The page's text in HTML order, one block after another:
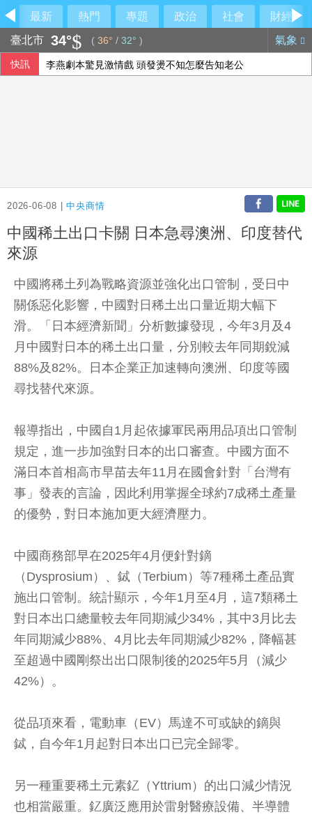
最新 熱門 專題 政治 社會
財經
臺北市 34° ( 36° / 32° ) 氣象
快訊 李燕劇本驚見激情戲 頭發燙不知怎麼告知老公
2026-06-08 |中央商情
中國稀土出口卡關 日本急尋澳洲、印度替代
來源
中國將稀土列為戰略資源並強化出口管制，受日中
關係惡化影響，中國對日稀土出口量近期大幅下
滑。「日本經濟新聞」分析數據發現，今年3月及4
月中國對日本的稀土出口量，分別較去年同期銳減
88%及82%。日本企業正加速轉向澳洲、印度等國
尋找替代來源。
報導指出，中國自1月起依據軍民兩用品項出口管制
規定，進一步加強對日本的出口審查。中國方面不
滿日本首相高市早苗去年11月在國會針對「台灣有
事」發表的言論，因此利用掌握全球約7成稀土產量
的優勢，對日本施加更大經濟壓力。
中國商務部早在2025年4月便針對鏑
（Dysprosium）、鋱（Terbium）等7種稀土產品實
施出口管制。統計顯示，今年1月至4月，這7類稀土
對日本出口總量較去年同期減少34%，其中3月比去
年同期減少88%、4月比去年同期減少82%，降幅甚
至超過中國剛祭出出口限制後的2025年5月（減少
42%）。
從品項來看，電動車（EV）馬達不可或缺的鏑與
鋱，自今年1月起對日本出口已完全歸零。
另一種重要稀土元素釔（Yttrium）的出口減少情況
也相當嚴重。釔廣泛應用於雷射醫療設備、半導體